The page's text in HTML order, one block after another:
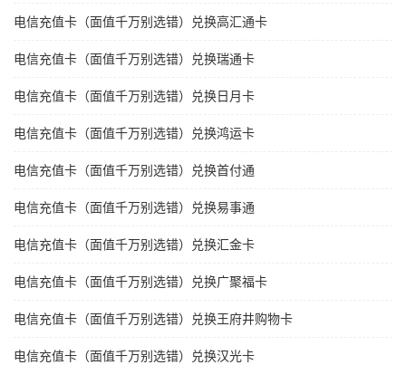
电信充值卡（面值千万别选错）兑换高汇通卡
电信充值卡（面值千万别选错）兑换瑞通卡
电信充值卡（面值千万别选错）兑换日月卡
电信充值卡（面值千万别选错）兑换鸿运卡
电信充值卡（面值千万别选错）兑换首付通
电信充值卡（面值千万别选错）兑换易事通
电信充值卡（面值千万别选错）兑换汇金卡
电信充值卡（面值千万别选错）兑换广聚福卡
电信充值卡（面值千万别选错）兑换王府井购物卡
电信充值卡（面值千万别选错）兑换汉光卡